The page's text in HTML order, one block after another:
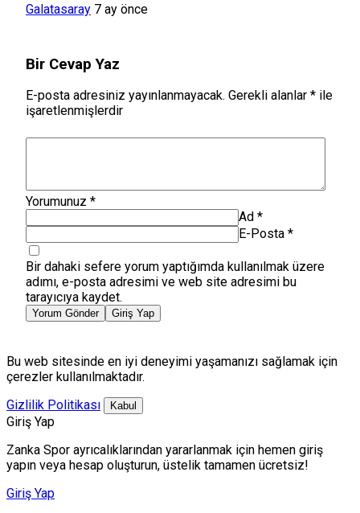
Galatasaray 7 ay önce
Bir Cevap Yaz
E-posta adresiniz yayınlanmayacak. Gerekli alanlar * ile
işaretlenmişlerdir
Yorumunuz *
Ad *
E-Posta *
Bir dahaki sefere yorum yaptığımda kullanılmak üzere
adımı, e-posta adresimi ve web site adresimi bu
tarayıcıya kaydet.
Yorum Gönder Giriş Yap
Bu web sitesinde en iyi deneyimi yaşamanızı sağlamak için
çerezler kullanılmaktadır.
Gizlilik Politikası
Kabul
Giriş Yap
Zanka Spor ayrıcalıklarından yararlanmak için hemen giriş
yapın veya hesap oluşturun, üstelik tamamen ücretsiz!
Giriş Yap